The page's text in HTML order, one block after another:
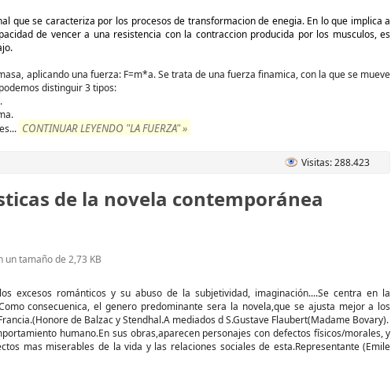
que se caracteriza por los procesos de transformacion de enegia. En lo que implica a
de vencer a una resistencia con la contraccion producida por los musculos, es
aplicando una fuerza: F=m*a. Se trata de una fuerza finamica, con la que se mueve
distinguir 3 tipos:
... CONTINUAR LEYENDO "LA FUERZA" »
Visitas: 288.423
de la novela contemporánea
un tamaño de 2,73 KB
excesos románticos y su abuso de la subjetividad, imaginación....Se centra en la
consecuenica, el genero predominante sera la novela,que se ajusta mejor a los
de Balzac y Stendhal.A mediados d S.Gustave Flaubert(Madame Bovary).
humano.En sus obras,aparecen personajes con defectos físicos/morales, y
mas miserables de la vida y las relaciones sociales de esta.Representante (Emile